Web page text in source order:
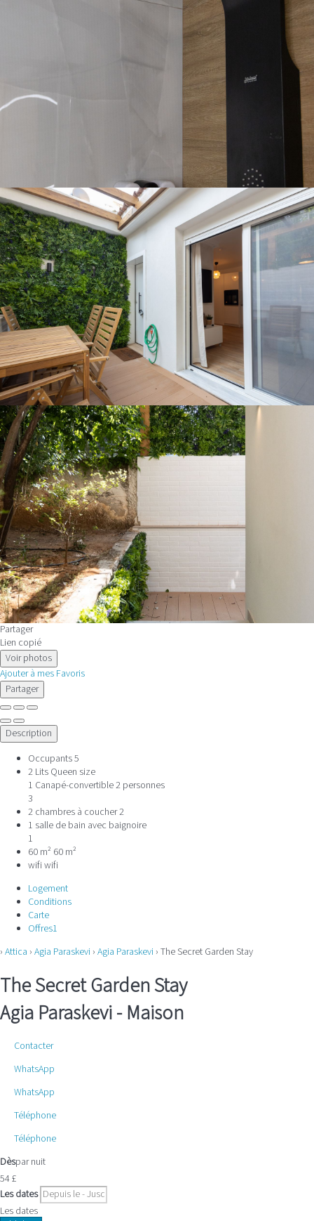
Partager
Lien copié
Voir photos
Ajouter à mes Favoris
Partager
Description
Occupants5
2 Lits Queen size
1 Canapé-convertible 2 personnes
3
2 chambres à coucher2
1 salle de bain avec baignoire
1
60 m² 60 m²
wifi wifi
Logement
Conditions
Carte
Offres1
› Attica › Agia Paraskevi › Agia Paraskevi › The Secret Garden Stay
The Secret Garden Stay
Agia Paraskevi -Maison
Contacter
WhatsApp
WhatsApp
Téléphone
Téléphone
Dèspar nuit
54 £
Les dates
Les dates